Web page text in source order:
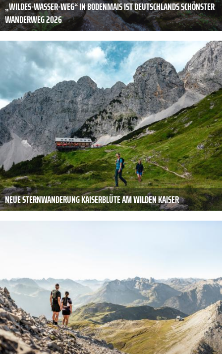
„WILDES-WASSER-WEG“ IN BODENMAIS IST DEUTSCHLANDS SCHÖNSTER
WANDERWEG 2026
NEUE STERNWANDERUNG KAISERBLÜTE AM WILDEN KAISER